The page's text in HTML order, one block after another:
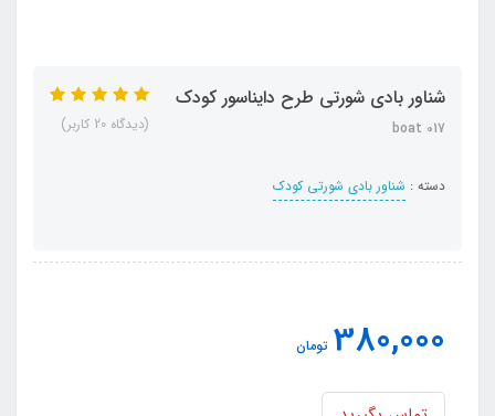
شناور بادی شورتی طرح دایناسور کودک
boat 017
دسته : شناور بادی شورتی کودک
(دیدگاه 20 کاربر)
380,000 تومان